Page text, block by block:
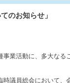
のお知らせ」
業活動に、多大なる
議員総会において、